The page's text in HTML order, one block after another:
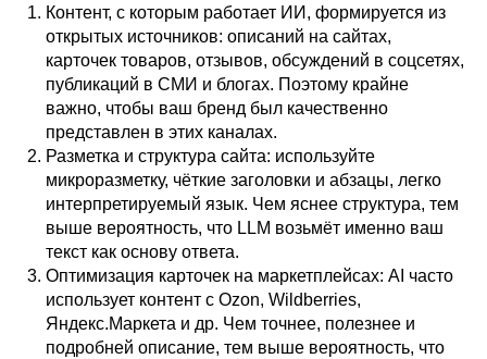
Контент, с которым работает ИИ, формируется из
открытых источников: описаний на сайтах,
карточек товаров, отзывов, обсуждений в соцсетях,
публикаций в СМИ и блогах. Поэтому крайне
важно, чтобы ваш бренд был качественно
представлен в этих каналах.
Разметка и структура сайта: используйте
микроразметку, чёткие заголовки и абзацы, легко
интерпретируемый язык. Чем яснее структура, тем
выше вероятность, что LLM возьмёт именно ваш
текст как основу ответа.
Оптимизация карточек на маркетплейсах: AI часто
использует контент с Ozon, Wildberries,
Яндекс.Маркета и др. Чем точнее, полезнее и
подробней описание, тем выше вероятность, что